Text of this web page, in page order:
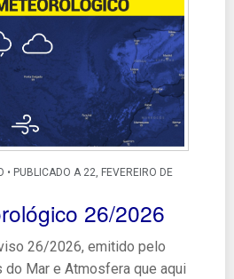
• PUBLICADO A 22, FEVEREIRO DE
26/2026
26/2026, emitido pelo
Mar e Atmosfera que aqui